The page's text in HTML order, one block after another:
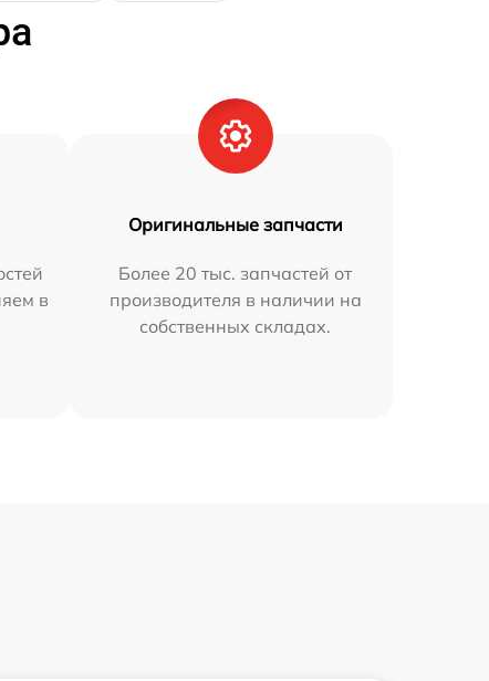
в
Оригинальные запчасти
Более 20 тыс. запчастей от
производителя в наличии на
собственных складах.